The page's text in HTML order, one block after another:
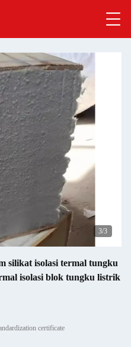
1/3
silikat isolasi termal tungku
isolasi blok tungku listrik
certificate